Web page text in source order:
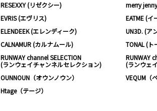
RESEXXY (リゼクシー)
merry
EVRIS (エヴリス)
EATME (イ
ELENDEEK (エレンディーク)
UN3D. (ア
CALNAMUR (カルナムール)
TONAL (ト
RUNWAY channel SELECTION
(ランウェイチャンネルセレクション)
RUNWAY
(ランウェ
OUNNOUN（オウンノウン）
VEQUM（
Htage（テージ）